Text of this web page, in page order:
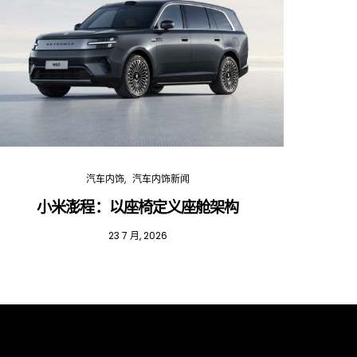
汽车内饰 汽车内饰新闻
小米澎程：以座椅定义座舱架构
23 7 月, 2026